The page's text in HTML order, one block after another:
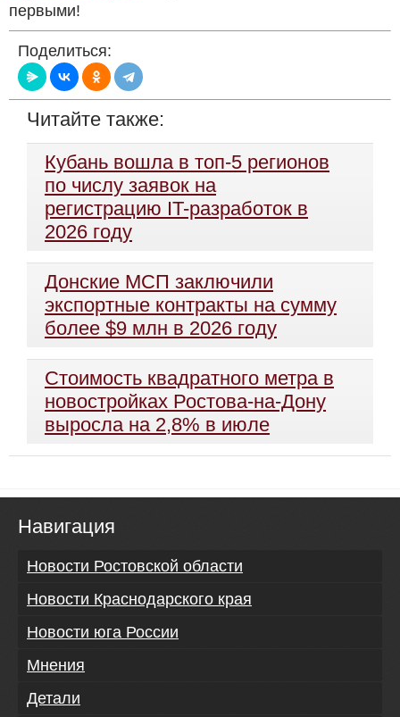
первыми!
Поделиться:
Читайте также:
Кубань вошла в топ-5 регионов
по числу заявок на
регистрацию IT-разработок в
2026 году
Донские МСП заключили
экспортные контракты на сумму
более $9 млн в 2026 году
Стоимость квадратного метра в
новостройках Ростова-на-Дону
выросла на 2,8% в июле
Навигация
Новости Ростовской области
Новости Краснодарского края
Новости юга России
Мнения
Детали